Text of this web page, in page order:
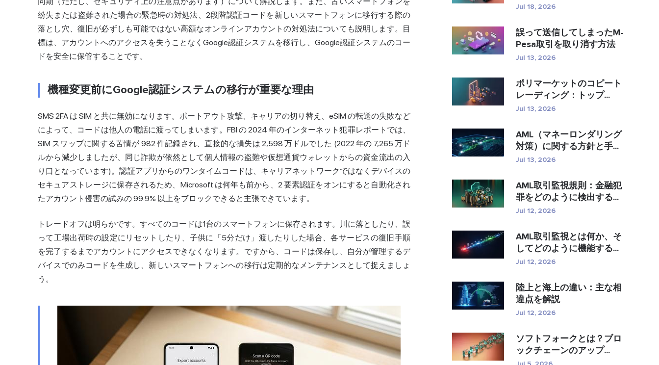
紛失または盗難された場合の緊急時の対処法、2段階認証コードを新しいスマートフォンに移行する際の
落とし穴、復旧が必ずしも可能ではない高額なオンラインアカウントの対処法についても説明します。目
標は、アカウントへのアクセスを失うことなくGoogle認証システムを移行し、Google認証システムのコー
ドを安全に保管することです。
機種変更前にGoogle認証システムの移行が重要な理由
SMS 2FA は SIM と共に無効になります。ポートアウト攻撃、キャリアの切り替え、eSIM の転送の失敗など
によって、コードは他人の電話に渡ってしまいます。FBI の 2024 年のインターネット犯罪レポートでは、
SIM スワップに関する苦情が 982 件記録され、直接的な損失は 2,598 万ドルでした (2022 年の 7,265 万ド
ルから減少しましたが、同じ詐欺が依然として個人情報の盗難や仮想通貨ウォレット からの資金流出の入
り口となっています)。認証アプリからのワンタイムコードは、キャリアネットワークではなくデバイスの
セキュアストレージに保存されるため、Microsoft は何年も前から、2 要素認証をオンにすると自動化され
たアカウント侵害の試みの 99.9% 以上をブロックできると主張できています。
トレードオフは明らかです。すべてのコードは1台のスマートフォンに保存されます。川に落としたり、誤
って工場出荷時の設定にリセットしたり、子供に「5分だけ」渡したりした場合、各サービスの復旧手順
を完了するまでアカウントにアクセスできなくなります。ですから、コードは保存し、自分が管理するデ
バイスでのみコードを生成し、新しいスマートフォンへの移行は定期的なメンテナンスとして捉えましょ
う。
テック...
Jul 18, 2026
誤って送信してしまったM-
Pesa取引を取り消す方法
Jul 13, 2026
ポリマーケットのコピート
レーディング：トップ...
Jul 13, 2026
AML（マネーロンダリング
対策）に関する方針と手...
Jul 13, 2026
AML取引監視規則：金融犯
罪をどのように検出する...
Jul 12, 2026
AML取引監視とは何か、そ
してどのように機能する...
Jul 12, 2026
陸上と海上の違い：主な相
違点を解説
Jul 12, 2026
ソフトフォークとは？ブロ
ックチェーンのアップ...